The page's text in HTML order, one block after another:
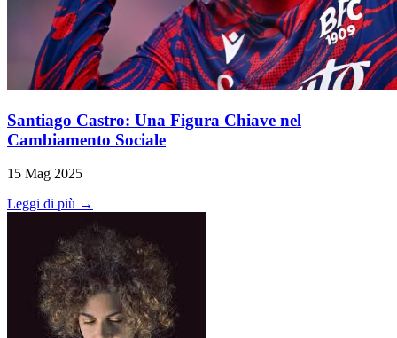
Santiago Castro: Una Figura Chiave nel
Cambiamento Sociale
15 Mag 2025
Leggi di più →